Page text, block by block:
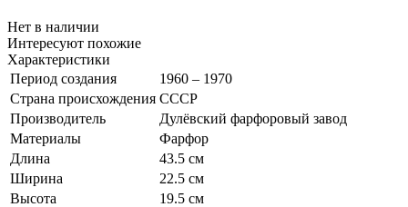
Нет в наличии
Интересуют похожие
Характеристики
Период создания
1960 – 1970
Страна происхождения СССР
Производитель
Дулёвский фарфоровый завод
Материалы
Фарфор
Длина
43.5 см
Ширина
22.5 см
Высота
19.5 см